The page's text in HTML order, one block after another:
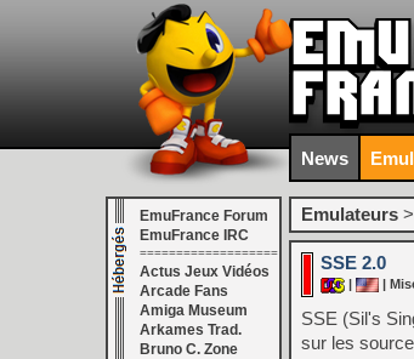
News
EmuFrance Forum
EmuFrance IRC
===================
Actus Jeux Vidéos
Arcade Fans
Amiga Museum
Arkames Trad.
Bruno C. Zone
Emulateurs >
SSE 2.0
| |
SSE (Sil's
sur les